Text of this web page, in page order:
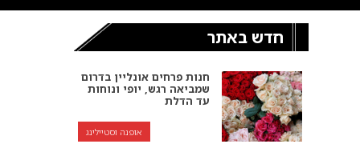
חדש באתר
חנות פרחים אונליין בדרום
שמביאה רגש, יופי ונוחות
עד הדלת
אופנה וסטיילינג